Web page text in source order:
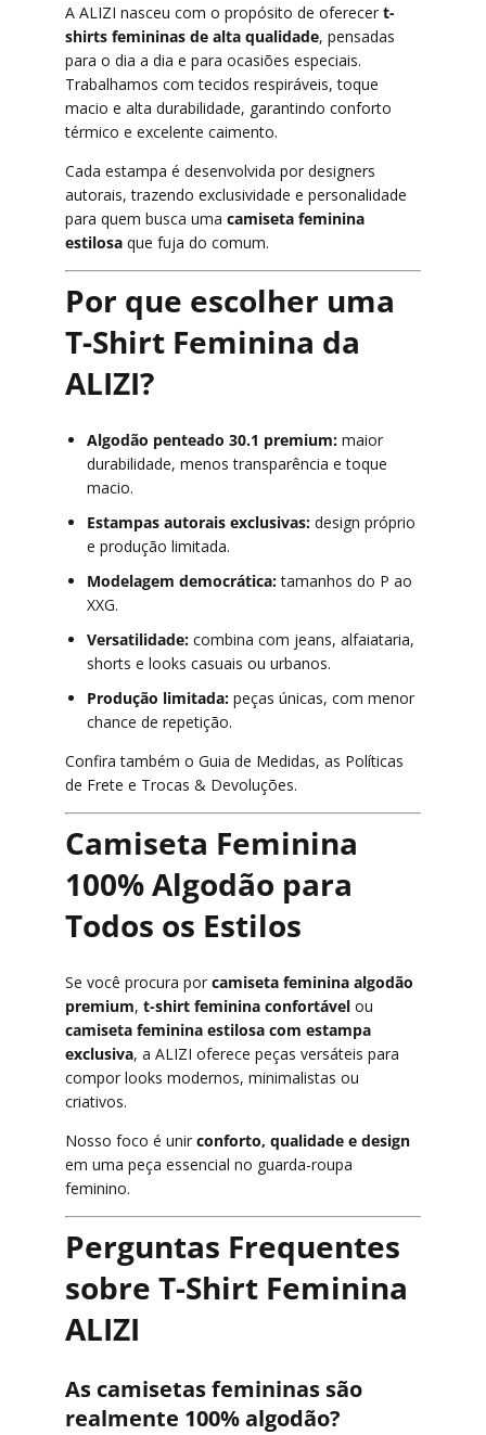
A ALIZI nasceu com o propósito de oferecer t-
shirts femininas de alta qualidade, pensadas
para o dia a dia e para ocasiões especiais.
Trabalhamos com tecidos respiráveis, toque
macio e alta durabilidade, garantindo conforto
térmico e excelente caimento.
Cada estampa é desenvolvida por designers
autorais, trazendo exclusividade e personalidade
para quem busca uma camiseta feminina
estilosa que fuja do comum.
Por que escolher uma
T-Shirt Feminina da
ALIZI?
Algodão penteado 30.1 premium: maior
durabilidade, menos transparência e toque
macio.
Estampas autorais exclusivas: design próprio
e produção limitada.
Modelagem democrática:tamanhos do P ao
XXG.
Versatilidade: combina com jeans, alfaiataria,
shorts e looks casuais ou urbanos.
Produção limitada: peças únicas, com menor
chance de repetição.
Confira também o Guia de Medidas, as Políticas
de Frete e Trocas & Devoluções.
Camiseta Feminina
100% Algodão para
Todos os Estilos
Se você procura por camiseta feminina algodão
premium, t-shirt feminina confortável ou
camiseta feminina estilosa com estampa
exclusiva, a ALIZI oferece peças versáteis para
compor looks modernos, minimalistas ou
criativos.
Nosso foco é unir conforto, qualidade e design
em uma peça essencial no guarda-roupa
feminino.
Perguntas Frequentes
sobre T-Shirt Feminina
ALIZI
As camisetas femininas são
realmente 100% algodão?